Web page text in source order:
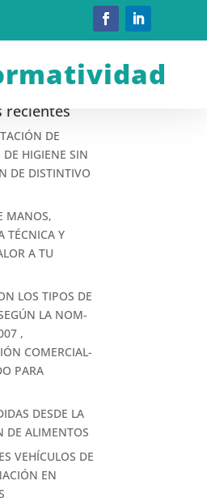
recientes
DE
DE HIGIENE SIN
DE DISTINTIVO
MANOS,
TÉCNICA Y
A TU
LOS TIPOS DE
LA NOM-
,
COMERCIAL-
PARA
DESDE LA
DE ALIMENTOS
VEHÍCULOS DE
EN